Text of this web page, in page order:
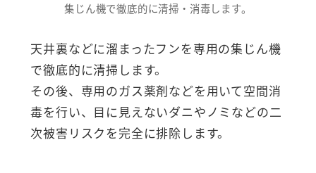
集じん機で徹底的に清掃・消毒します。
天井裏などに溜まったフンを専用の集じん機
で徹底的に清掃します。
その後、専用のガス薬剤などを用いて空間消
毒を行い、目に見えないダニやノミなどの二
次被害リスクを完全に排除します。